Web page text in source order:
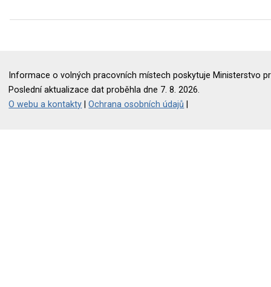
Informace o volných pracovních místech poskytuje Ministerstvo
Poslední aktualizace dat proběhla dne 7. 8. 2026.
O webu a kontakty |Ochrana osobních údajů